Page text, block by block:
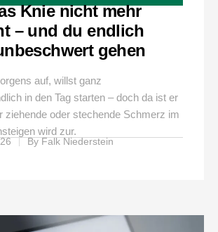
Knie nicht mehr
– und du endlich
gehen
auf, willst ganz
in den Tag starten – doch da ist er
ziehende oder stechende Schmerz im
wird zur.
ByFalk Niederstein